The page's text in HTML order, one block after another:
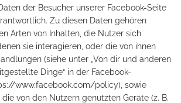
der Besucher unserer Facebook-Seite
Zu diesen Daten gehören
Arten von Inhalten, die Nutzer sich
sie interagieren, oder die von ihnen
(siehe unter „Von dir und anderen
Dinge“ in der Facebook-
www.facebook.com/policy), sowie
von den Nutzern genutzten Geräte (z. B.